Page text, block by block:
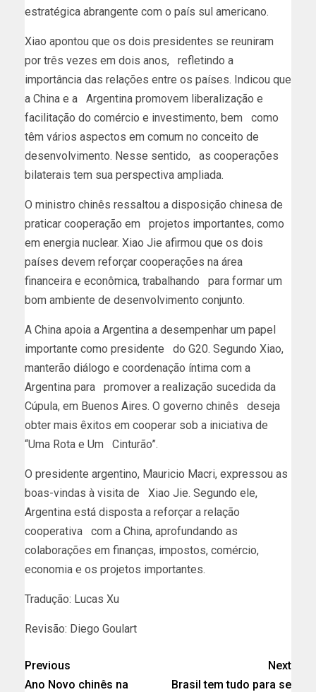
estratégica abrangente com o país sul americano.
Xiao apontou que os dois presidentes se reuniram
por três vezes em dois anos, refletindo a
importância das relações entre os países. Indicou que
a China e a Argentina promovem liberalização e
facilitação do comércio e investimento, bem como
têm vários aspectos em comum no conceito de
desenvolvimento. Nesse sentido, as cooperações
bilaterais tem sua perspectiva ampliada.
O ministro chinês ressaltou a disposição chinesa de
praticar cooperação em projetos importantes, como
em energia nuclear. Xiao Jie afirmou que os dois
países devem reforçar cooperações na área
financeira e econômica, trabalhando para formar um
bom ambiente de desenvolvimento conjunto.
A China apoia a Argentina a desempenhar um papel
importante como presidente do G20. Segundo Xiao,
manterão diálogo e coordenação íntima com a
Argentina para promover a realização sucedida da
Cúpula, em Buenos Aires. O governo chinês deseja
obter mais êxitos em cooperar sob a iniciativa de
“Uma Rota e Um Cinturão”.
O presidente argentino, Mauricio Macri, expressou as
boas-vindas à visita de Xiao Jie. Segundo ele,
Argentina está disposta a reforçar a relação
cooperativa com a China, aprofundando as
colaborações em finanças, impostos, comércio,
economia e os projetos importantes.
Tradução: Lucas Xu
Revisão: Diego Goulart
Previous
Ano Novo chinês na
Next
Brasil tem tudo para se